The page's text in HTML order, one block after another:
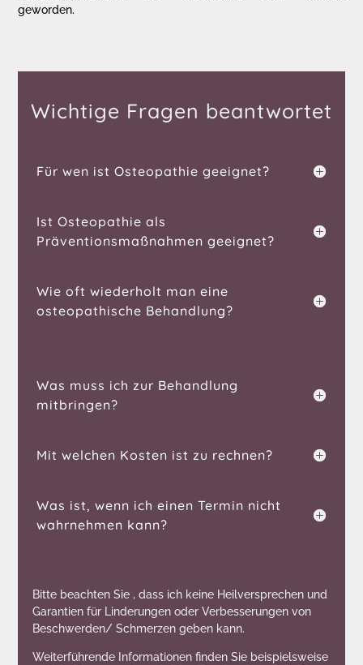
geworden.
Wichtige Fragen beantwortet
Für wen ist Osteopathie geeignet?
Ist Osteopathie als
Präventionsmaßnahmen geeignet?
Wie oft wiederholt man eine
osteopathische Behandlung?
Was muss ich zur Behandlung
mitbringen?
Mit welchen Kosten ist zu rechnen?
Was ist, wenn ich einen Termin nicht
wahrnehmen kann?
Bitte beachten Sie , dass ich keine Heilversprechen und
Garantien für Linderungen oder Verbesserungen von
Beschwerden/ Schmerzen geben kann.
Weiterführende Informationen finden Sie beispielsweise